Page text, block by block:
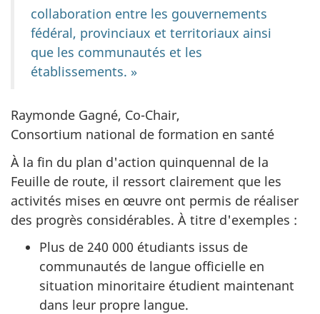
collaboration entre les gouvernements
fédéral, provinciaux et territoriaux ainsi
que les communautés et les
établissements. »
Raymonde Gagné, Co-Chair,
Consortium national de formation en santé
À la fin du plan d'action quinquennal de la
Feuille de route, il ressort clairement que les
activités mises en œuvre ont permis de réaliser
des progrès considérables. À titre d'exemples :
Plus de 240 000 étudiants issus de
communautés de langue officielle en
situation minoritaire étudient maintenant
dans leur propre langue.